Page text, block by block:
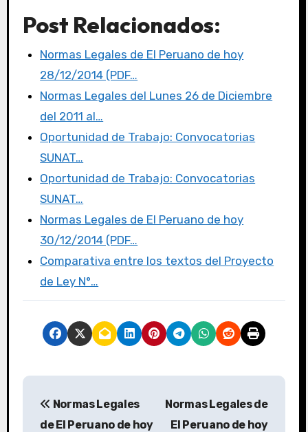
c
e
b
o
o
k
it
te
r
st
o
d
o
n
ail m
p
tir
Post Relacionados:
Normas Legales de El Peruano de hoy
28/12/2014 (PDF…
Normas Legales del Lunes 26 de Diciembre
del 2011 al…
Oportunidad de Trabajo: Convocatorias
SUNAT…
Oportunidad de Trabajo: Convocatorias
SUNAT…
Normas Legales de El Peruano de hoy
30/12/2014 (PDF…
Comparativa entre los textos del Proyecto
de Ley N°…
Normas Legales
de El Peruano de hoy
Normas Legales de
El Peruano de hoy